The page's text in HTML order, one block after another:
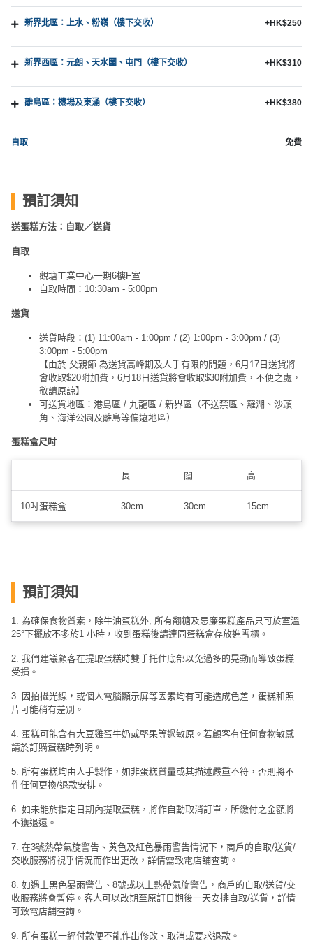
新界北區：上水、粉嶺（樓下交收） +HK$250
新界西區：元朗、天水圍、屯門（樓下交收） +HK$310
離島區：機場及東涌（樓下交收） +HK$380
自取 免費
預訂須知
送蛋糕方法：自取／送貨
自取
觀塘工業中心一期6樓F室
自取時間：10:30am - 5:00pm
送貨
送貨時段：(1) 11:00am - 1:00pm / (2) 1:00pm - 3:00pm / (3)
3:00pm - 5:00pm
【由於 父親節 為送貨高峰期及人手有限的問題，6月17日送貨將
會收取$20附加費，6月18日送貨將會收取$30附加費，不便之處，
敬請原諒】
可送貨地區：港島區 / 九龍區 / 新界區（不送禁區、羅湖、沙頭
角、海洋公園及離島等偏遠地區）
蛋糕盒尺吋
長 闊 高
10吋蛋糕盒 30cm 30cm 15cm
預訂須知
1. 為確保食物質素，除牛油蛋糕外, 所有翻糖及忌廉蛋糕產品只可於室溫
25°下擺放不多於1 小時，收到蛋糕後請連同蛋糕盒存放進雪櫃。
2. 我們建議顧客在提取蛋糕時雙手托住底部以免過多的晃動而導致蛋糕
受損。
3. 因拍攝光線，或個人電腦顯示屏等因素均有可能造成色差，蛋糕和照
片可能稍有差別。
4. 蛋糕可能含有大豆雞蛋牛奶或堅果等過敏原。若顧客有任何食物敏感
請於訂購蛋糕時列明。
5. 所有蛋糕均由人手製作，如非蛋糕質量或其描述嚴重不符，否則將不
作任何更換/退款安排。
6. 如未能於指定日期內提取蛋糕，將作自動取消訂單，所繳付之金額將
不獲退還。
7. 在3號熱帶氣旋警告、黄色及紅色暴雨警告情況下，商戶的自取/送貨/
交收服務將視乎情況而作出更改，詳情需致電店舖查詢。
8. 如遇上黑色暴雨警告、8號或以上熱帶氣旋警告，商戶的自取/送貨/交
收服務將會暫停。客人可以改期至原訂日期後一天安排自取/送貨，詳情
可致電店舖查詢。
9. 所有蛋糕一經付款便不能作出修改、取消或要求退款。